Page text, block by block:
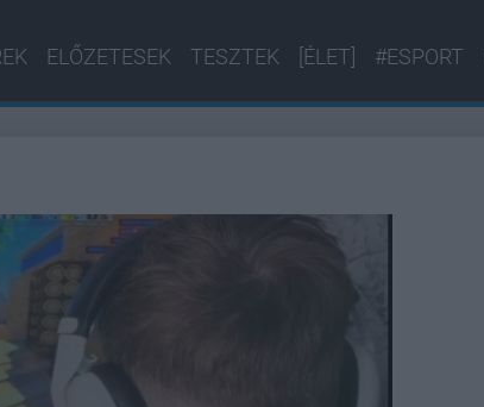
ELŐZETESEK TESZTEK [ÉLET] #ESPORT